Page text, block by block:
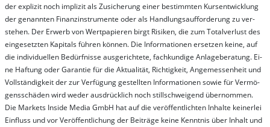
der ex­pli­zit noch im­pli­zit als Zu­sich­er­ung ei­ner be­stim­mt­en Kurs­ent­wick­lung
der ge­nan­nt­en Fi­nanz­in­stru­men­te oder als Handl­ungs­auf­for­der­ung zu ver­
steh­en. Der Er­werb von Wert­pa­pier­en birgt Ri­si­ken, die zum To­tal­ver­lust des
ein­ge­setz­ten Ka­pi­tals füh­ren kön­nen. Die In­for­ma­tion­en er­setz­en kei­ne, auf
die in­di­vi­du­el­len Be­dür­fnis­se aus­ge­rich­te­te, fach­kun­di­ge An­la­ge­be­ra­tung. Ei­
ne Haf­tung oder Ga­ran­tie für die Ak­tu­ali­tät, Rich­tig­keit, An­ge­mes­sen­heit und
Vol­lständ­ig­keit der zur Ver­fü­gung ge­stel­lt­en In­for­ma­tion­en so­wie für Ver­mö­
gens­schä­den wird we­der aus­drück­lich noch stil­lschwei­gend über­nom­men.
Die Mar­kets In­side Me­dia GmbH hat auf die ver­öf­fent­lich­ten In­hal­te kei­ner­lei
Ein­fluss und vor Ver­öf­fent­lich­ung der Bei­trä­ge kei­ne Ken­nt­nis über In­halt und